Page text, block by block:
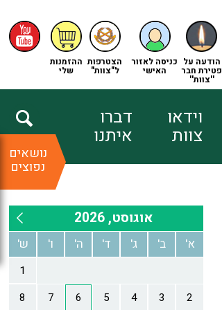
ההזמנות
שלי
הצטרפות
ל"צוות"
כניסה לאזור
האישי
הודעה על
פטירת חבר
''צוות''
וידאו
צוות
דברו
איתנו
נושאים
נפוצים